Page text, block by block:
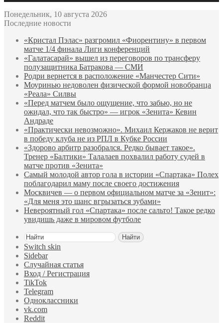
Понедельник, 10 августа 2026
Последние новости
«Кристал Пэлас» разгромил «Фиорентину» в первом
матче 1/4 финала Лиги конференций
«Галатасарай» вышел из переговоров по трансферу
полузащитника Батракова — СМИ
Родри вернется в расположение «Манчестер Сити»
Моуринью недоволен физической формой новобранца
«Реала» Силвы
«Перед матчем было ощущение, что забью, но не
ожидал, что так быстро» — игрок «Зенита» Кевин
Андраде
«Практически невозможно». Михаил Кержаков не верит
в победу клуба не из РПЛ в Кубке России
«Здорово арбитр разобрался. Редко бывает такое».
Тренер «Балтики» Талалаев похвалил работу судей в
матче против «Зенита»
Самый молодой автор гола в истории «Спартака» Полех
поблагодарил маму после своего достижения
Москвичев — о первом официальном матче за «Зенит»:
«Для меня это шанс вгрызаться зубами»
Невероятный гол «Спартака» после сальто! Такое редко
увидишь даже в мировом футболе
Найти
Switch skin
Sidebar
Случайная статья
Вход / Регистрация
TikTok
Telegram
Одноклассники
vk.com
Reddit